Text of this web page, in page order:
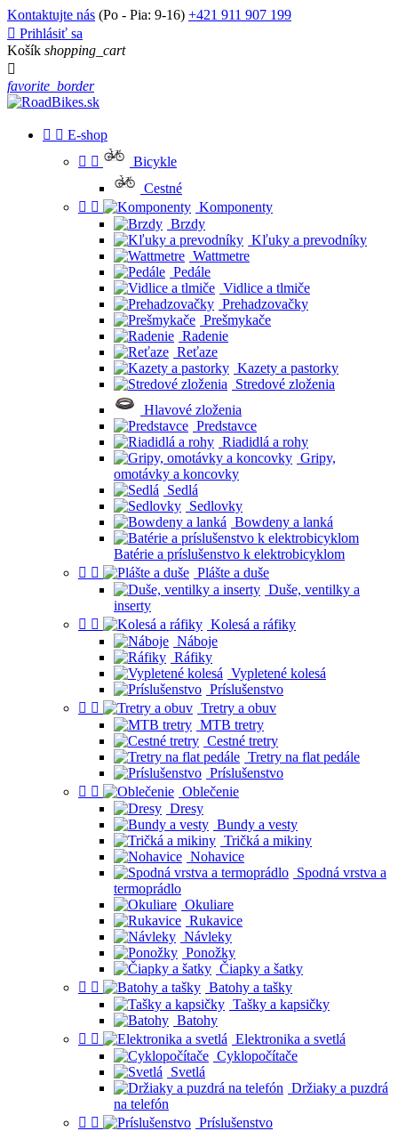
Kontaktujte nás (Po - Pia: 9-16) +421 911 907 199
 Prihlásiť sa
Košík shopping_cart

favorite_border
  E-shop
 
Bicykle
Cestné
 
Komponenty
Brzdy
Kľuky a prevodníky
Wattmetre
Pedále
Vidlice a tlmiče
Prehadzovačky
Prešmykače
Radenie
Reťaze
Kazety a pastorky
Stredové zloženia
Hlavové zloženia
Predstavce
Riadidlá a rohy
Gripy,
omotávky a koncovky
Sedlá
Sedlovky
Bowdeny a lanká
Batérie a príslušenstvo k elektrobicyklom
 
Plášte a duše
Duše, ventilky a
inserty
 
Kolesá a ráfiky
Náboje
Ráfiky
Vypletené kolesá
Príslušenstvo
 
Tretry a obuv
MTB tretry
Cestné tretry
Tretry na flat pedále
Príslušenstvo
 
Oblečenie
Dresy
Bundy a vesty
Tričká a mikiny
Nohavice
Spodná vrstva a
termoprádlo
Okuliare
Rukavice
Návleky
Ponožky
Čiapky a šatky
 
Batohy a tašky
Tašky a kapsičky
Batohy
 
Elektronika a svetlá
Cyklopočítače
Svetlá
Držiaky a puzdrá
na telefón
 
Príslušenstvo